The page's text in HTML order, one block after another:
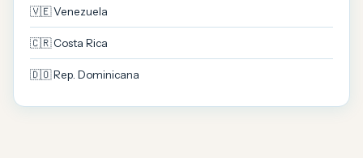
🇻🇪 Venezuela
🇨🇷 Costa Rica
🇩🇴 Rep. Dominicana